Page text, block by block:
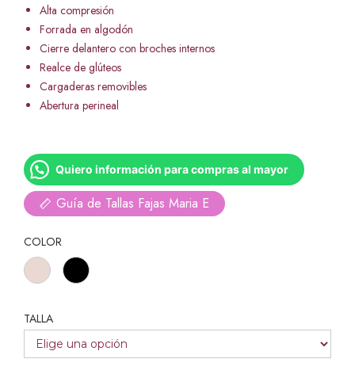
Alta compresión
Forrada en algodón
Cierre delantero con broches internos
Realce de glúteos
Cargaderas removibles
Abertura perineal
Quiero información para compras al mayor
Guía de Tallas Fajas Maria E
COLOR
TALLA